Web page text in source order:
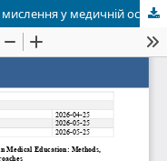
Розвиток критичного та клінічного мислення у медичній освіті: методики, стратегії та практичні підходи